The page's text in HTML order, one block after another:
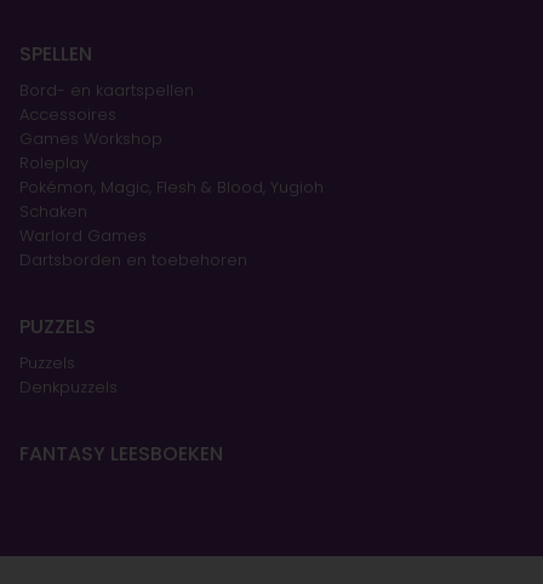
SPELLEN
Bord- en kaartspellen
Accessoires
Games Workshop
Roleplay
Pokémon, Magic, Flesh & Blood, Yugioh
Schaken
Warlord Games
Dartsborden en toebehoren
PUZZELS
Puzzels
Denkpuzzels
FANTASY LEESBOEKEN